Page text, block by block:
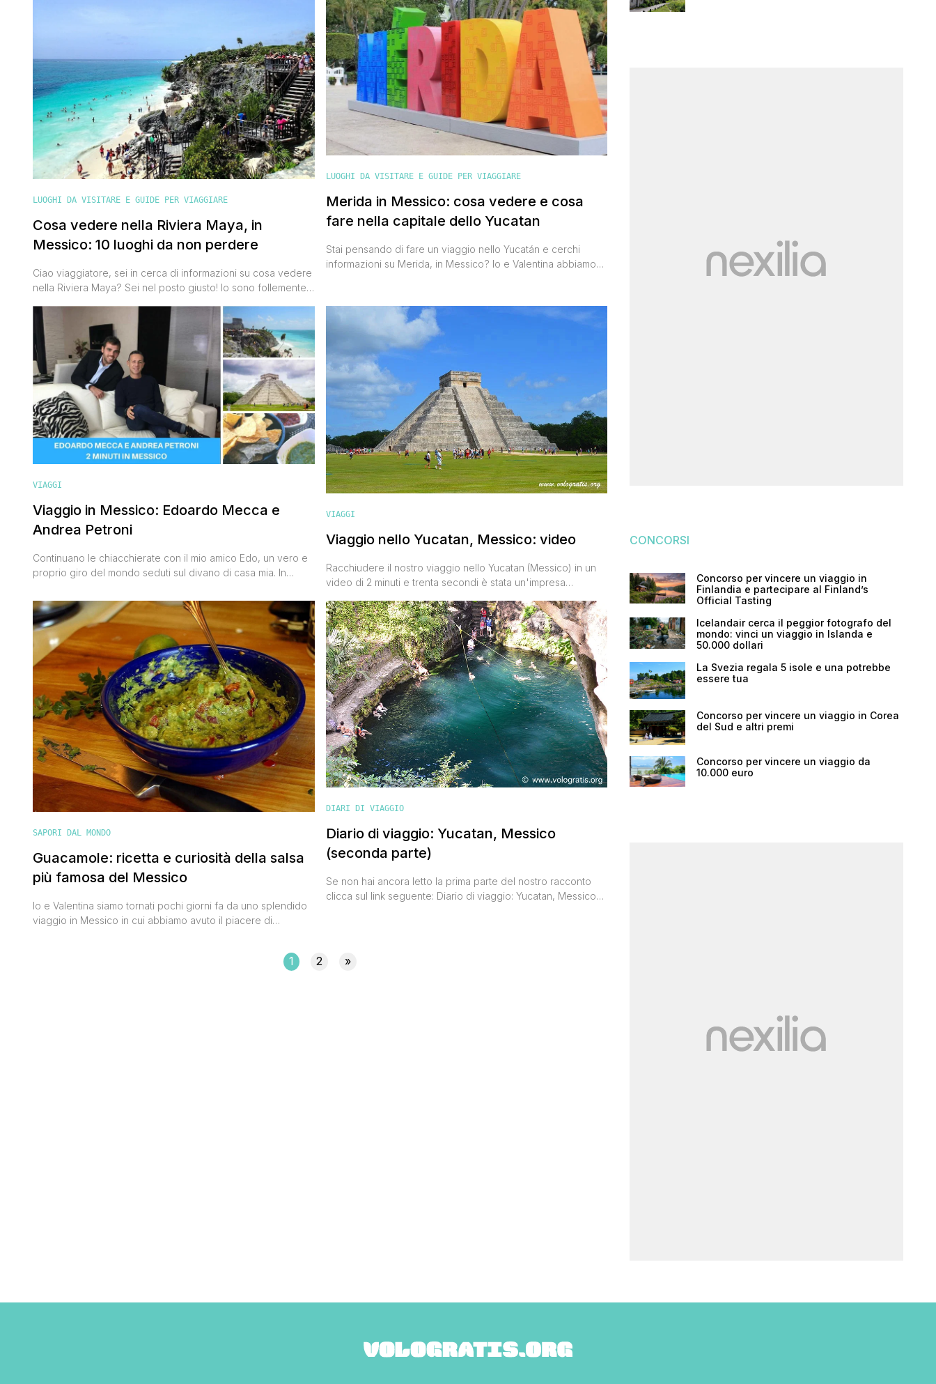
iguana che se ne stanno immobili a prendere [']
LUOGHI DA VISITARE E GUIDE PER VIAGGIARE
Cosa vedere nella Riviera Maya, in
Messico: 10 luoghi da non perdere
Ciao viaggiatore, sei in cerca di informazioni su cosa vedere
nella Riviera Maya? Sei nel posto giusto! Io sono follemente
e pensare che quando Valentina mi propose di andarci per
la prima volta non ne ero affatto convinto, e poi ' come
spesso succede in [']
LUOGHI DA VISITARE E GUIDE PER VIAGGIARE
Merida in Messico: cosa vedere e cosa
fare nella capitale dello Yucatan
Stai pensando di fare un viaggio nello Yucatán e cerchi
informazioni su Merida, in Messico? Io e Valentina abbiamo
tanti suggerimenti su cosa vedere a Merida ma anche su
cosa fare. A noi [']
VIAGGI
Viaggio in Messico: Edoardo Mecca e
Andrea Petroni
Continuano le chiacchierate con il mio amico Edo, un vero e
proprio giro del mondo seduti sul divano di casa mia. In
ma soprattutto una gran bella persona, abbiamo
chiacchierato e scherzato sui miei viaggi in Messico. In
Messico ci sono stato tre volte, e non [']
VIAGGI
Viaggio nello Yucatan, Messico: video
Racchiudere il nostro viaggio nello Yucatan (Messico) in un
video di 2 minuti e trenta secondi è stata un'impresa
abbiamo visitato talmente tanti posti e vissuto talmente tante
belle esperienze che avremmo dovuto postare un video di
minimo un'ora e mezza. Ma noi non vogliamo mica annoiarvi.
Con questo video [']
SAPORI DAL MONDO
Guacamole: ricetta e curiosità della salsa
più famosa del Messico
Io e Valentina siamo tornati pochi giorni fa da uno splendido
viaggio in Messico in cui abbiamo avuto il piacere di
solo ci penso mi prende una fame pazzesca e una profonda
DIARI DI VIAGGIO
Diario di viaggio: Yucatan, Messico
(seconda parte)
Se non hai ancora letto la prima parte del nostro racconto
clicca sul link seguente: Diario di viaggio: Yucatan, Messico
1 2 »
CONCORSI
Concorso per vincere un viaggio in
Finlandia e partecipare al Finland’s
Official Tasting
Icelandair cerca il peggior fotografo del
mondo: vinci un viaggio in Islanda e
50.000 dollari
La Svezia regala 5 isole e una potrebbe
essere tua
Concorso per vincere un viaggio in Corea
del Sud e altri premi
Concorso per vincere un viaggio da
10.000 euro